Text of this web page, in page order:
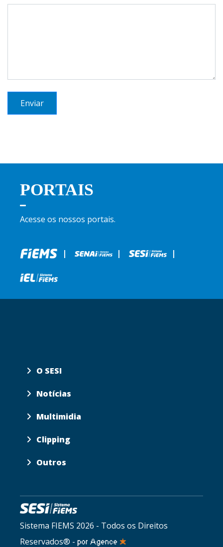
Enviar
PORTAIS
Acesse os nossos portais.
| | |
O SESI
Notícias
Multimidia
Clipping
Outros
Sistema FIEMS 2026 - Todos os Direitos
Reservados® -